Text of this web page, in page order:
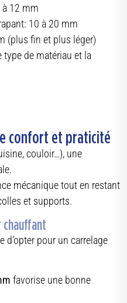
à 12 mm
10 à 20 mm
(plus fin et plus léger)
type de matériau et la
confort et praticité
couloir…), une
mécanique tout en restant
et supports.
chauffant
pour un carrelage
favorise une bonne